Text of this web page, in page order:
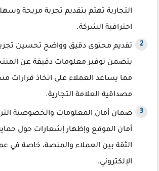
التجارية تهتم بتقديم تجربة مريحة
احترافية الشركة.
تقديم محتوى دقيق وواضح تحسين
يتضمن توفير معلومات دقيقة عن
مما يساعد العملاء على اتخاذ قرارات
مصداقية العلامة التجارية.
ضمان أمان المعلومات والخصوصية
أمان الموقع وإظهار إشعارات حول حماية
الثقة بين العملاء والمنصة، خاصة في
الإلكتروني.